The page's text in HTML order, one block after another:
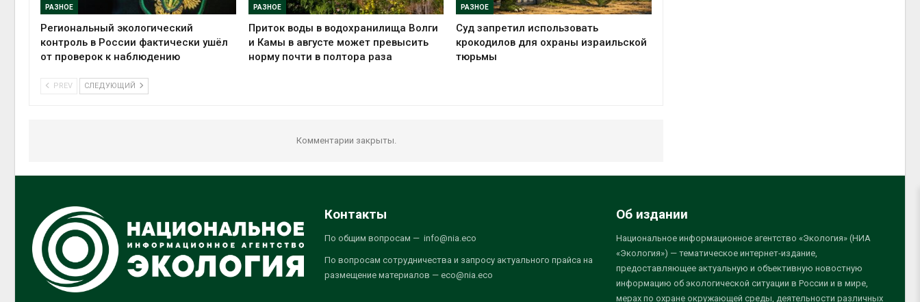
РАЗНОЕ
Региональный экологический
контроль в России фактически ушёл
от проверок к наблюдению
РАЗНОЕ
Приток воды в водохранилища Волги
и Камы в августе может превысить
норму почти в полтора раза
РАЗНОЕ
Суд запретил использовать
крокодилов для охраны израильской
тюрьмы
PREV СЛЕДУЮЩИЙ
Комментарии закрыты.
Контакты
По общим вопросам — info@nia.eco
По вопросам сотрудничества и запросу актуального прайса на
размещение материалов — eco@nia.eco
Об издании
Национальное информационное агентство «Экология» (НИА
«Экология») — тематическое интернет-издание,
предоставляющее актуальную и объективную новостную
информацию об экологической ситуации в России и в мире,
мерах по охране окружающей среды, деятельности различных